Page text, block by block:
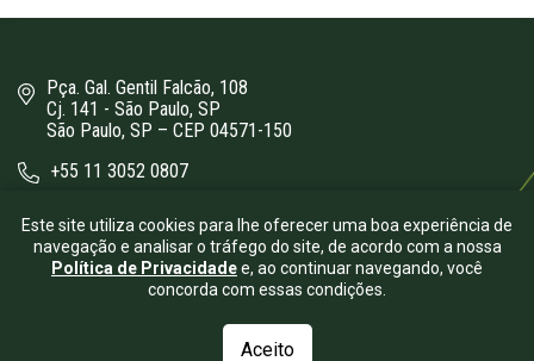
Pça. Gal. Gentil Falcão, 108
Cj. 141 - São Paulo, SP
São Paulo, SP – CEP 04571-150
+55 11 3052 0807
Bergamini Advogados- Todos os direitos reservados.
Este site utiliza cookies para lhe oferecer uma boa experiência de
navegação e analisar o tráfego do site, de acordo com a nossa
Política de Privacidadee, ao continuar navegando, você
concorda com essas condições.
Aceito